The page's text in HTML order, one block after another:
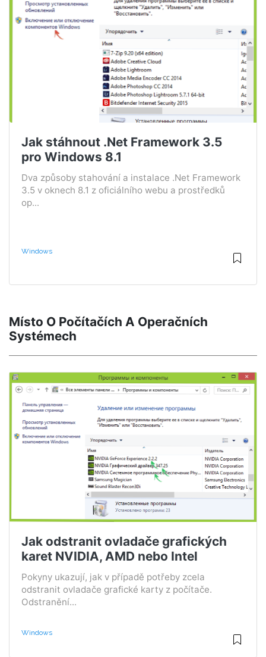
Jak stáhnout .Net Framework 3.5
pro Windows 8.1
Dva způsoby stahování a instalace .Net Framework
3.5 v oknech 8.1 z oficiálního webu a prostředků
op...
Windows
Místo O Počítačích A Operačních
Systémech
Jak odstranit ovladače grafických
karet NVIDIA, AMD nebo Intel
Pokyny ukazují, jak v případě potřeby zcela
odstranit ovladače grafické karty z počítače.
Odstranění...
Windows